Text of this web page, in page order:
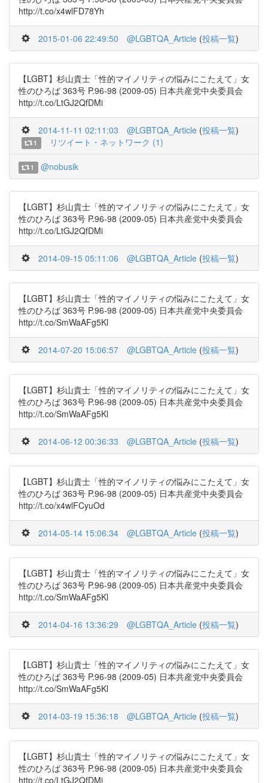
http://t.co/x4wlFD78Yh
2015-01-06 22:49:50 @LGBTQA_Article (投稿一覧)
【LGBT】杉山貴士「性的マイノリティの悩みにこたえて」女
性のひろば 363号 P.96-98 (2009-05) 日本共産党中央委員会
http://t.co/LtGJ2QfDMi
2014-11-11 02:11:03 @LGBTQA_Article (投稿一覧)
1 リツイート・ネットワーク (1)
1 @nobusik
【LGBT】杉山貴士「性的マイノリティの悩みにこたえて」女
性のひろば 363号 P.96-98 (2009-05) 日本共産党中央委員会
http://t.co/LtGJ2QfDMi
2014-09-15 05:11:06 @LGBTQA_Article (投稿一覧)
【LGBT】杉山貴士「性的マイノリティの悩みにこたえて」女
性のひろば 363号 P.96-98 (2009-05) 日本共産党中央委員会
http://t.co/SmWaAFg5Kl
2014-07-20 15:06:57 @LGBTQA_Article (投稿一覧)
【LGBT】杉山貴士「性的マイノリティの悩みにこたえて」女
性のひろば 363号 P.96-98 (2009-05) 日本共産党中央委員会
http://t.co/SmWaAFg5Kl
2014-06-12 00:36:33 @LGBTQA_Article (投稿一覧)
【LGBT】杉山貴士「性的マイノリティの悩みにこたえて」女
性のひろば 363号 P.96-98 (2009-05) 日本共産党中央委員会
http://t.co/x4wlFCyuOd
2014-05-14 15:06:34 @LGBTQA_Article (投稿一覧)
【LGBT】杉山貴士「性的マイノリティの悩みにこたえて」女
性のひろば 363号 P.96-98 (2009-05) 日本共産党中央委員会
http://t.co/SmWaAFg5Kl
2014-04-16 13:36:29 @LGBTQA_Article (投稿一覧)
【LGBT】杉山貴士「性的マイノリティの悩みにこたえて」女
性のひろば 363号 P.96-98 (2009-05) 日本共産党中央委員会
http://t.co/SmWaAFg5Kl
2014-03-19 15:36:18 @LGBTQA_Article (投稿一覧)
【LGBT】杉山貴士「性的マイノリティの悩みにこたえて」女
性のひろば 363号 P.96-98 (2009-05) 日本共産党中央委員会
http://t.co/LtGJ2QfDMi